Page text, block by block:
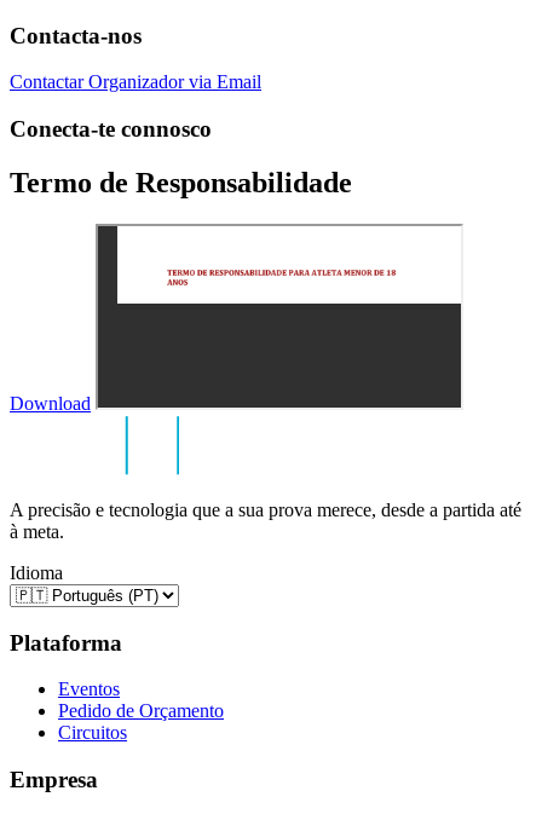
Contacta-nos
Contactar Organizador via Email
Conecta-te connosco
Termo de Responsabilidade
Download
A precisão e tecnologia que a sua prova merece, desde a partida até
à meta.
Idioma
Plataforma
Eventos
Pedido de Orçamento
Circuitos
Empresa